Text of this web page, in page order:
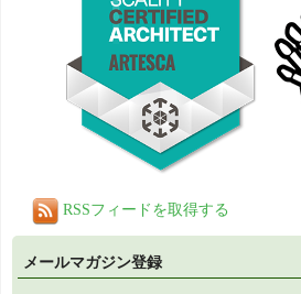
RSSフィードを取得する
メールマガジン登録